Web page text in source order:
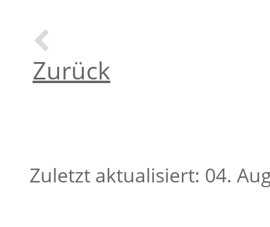
Zurück
Zuletzt aktualisiert: 04.